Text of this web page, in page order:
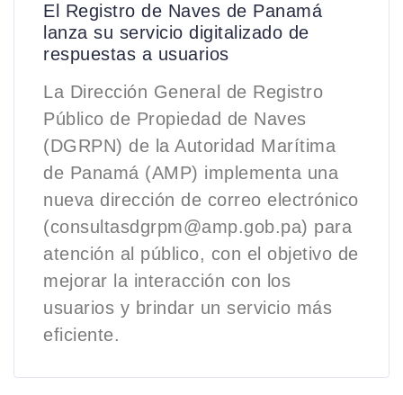
El Registro de Naves de Panamá
lanza su servicio digitalizado de
respuestas a usuarios
La Dirección General de Registro
Público de Propiedad de Naves
(DGRPN) de la Autoridad Marítima
de Panamá (AMP) implementa una
nueva dirección de correo electrónico
(consultasdgrpm@amp.gob.pa) para
atención al público, con el objetivo de
mejorar la interacción con los
usuarios y brindar un servicio más
eficiente.